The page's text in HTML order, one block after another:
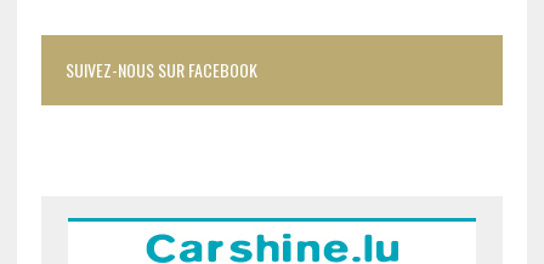
SUIVEZ-NOUS SUR FACEBOOK